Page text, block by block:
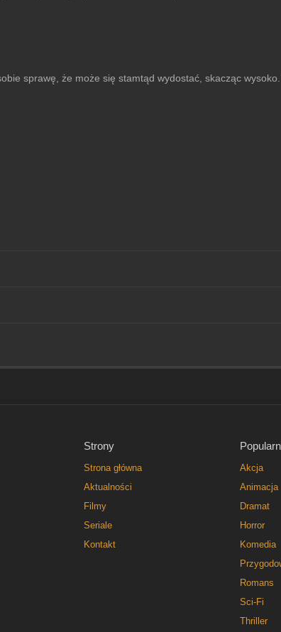
sprawę, że może się stamtąd wydostać, skacząc
Strony
Strona główna
Aktualności
Filmy
Seriale
Kontakt
Akcja
Animacja
Dramat
Horror
Komedia
Romans
Sci-Fi
Thriller